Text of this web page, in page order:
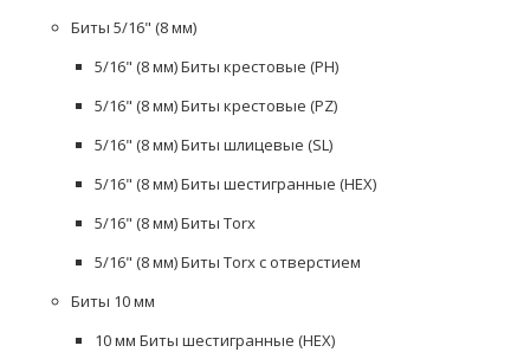
Биты 5/16" (8 мм)
5/16" (8 мм) Биты крестовые (PH)
5/16" (8 мм) Биты крестовые (PZ)
5/16" (8 мм) Биты шлицевые (SL)
5/16" (8 мм) Биты шестигранные (HEX)
5/16" (8 мм) Биты Torx
5/16" (8 мм) Биты Torx с отверстием
Биты 10 мм
10 мм Биты шестигранные (HEX)